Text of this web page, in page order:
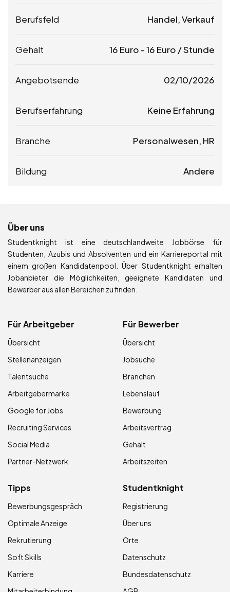
Berufsfeld Handel, Verkauf
Gehalt 16 Euro -16 Euro / Stunde
Angebotsende 02/10/2026
Berufserfahrung Keine Erfahrung
Branche Personalwesen, HR
Bildung Andere
Über uns
Studentknight ist eine deutschlandweite Jobbörse für
Studenten, Azubis und Absolventen und ein Karriereportal mit
einem großen Kandidatenpool. Über Studentknight erhalten
Jobanbieter die Möglichkeiten, geeignete Kandidaten und
Bewerber aus allen Bereichen zu finden.
Für Arbeitgeber
Übersicht
Stellenanzeigen
Talentsuche
Arbeitgebermarke
Google for Jobs
Recruiting Services
Social Media
Partner-Netzwerk
Für Bewerber
Übersicht
Jobsuche
Branchen
Lebenslauf
Bewerbung
Arbeitsvertrag
Gehalt
Arbeitszeiten
Tipps
Bewerbungsgespräch
Optimale Anzeige
Rekrutierung
Soft Skills
Karriere
Studentknight
Registrierung
Über uns
Orte
Datenschutz
Bundesdatenschutz